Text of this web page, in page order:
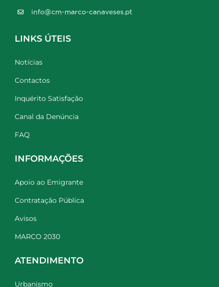
info@cm-marco-canaveses.pt
LINKS ÚTEIS
Notícias
Contactos
Inquérito Satisfação
Canal da Denúncia
FAQ
INFORMAÇÕES
Apoio ao Emigrante
Contratação Pública
Avisos
MARCO 2030
ATENDIMENTO
Urbanismo